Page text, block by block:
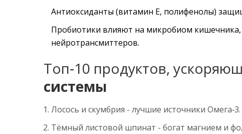
Антиоксиданты (витамин E, полифенолы)
Пробиотики влияют на микробиом
нейротрансмиттеров.
Топ‑10 продуктов,
системы
Лосось и скумбрия - лучшие источники Омега‑3.
Тёмный листовой шпинат - богат магнием и